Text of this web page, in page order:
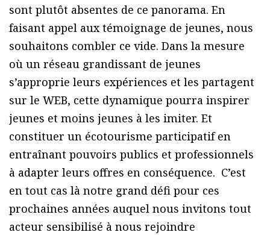
sont plutôt absentes de ce panorama. En
faisant appel aux témoignage de jeunes, nous
souhaitons combler ce vide. Dans la mesure
où un réseau grandissant de jeunes
s’approprie leurs expériences et les partagent
sur le WEB, cette dynamique pourra inspirer
jeunes et moins jeunes à les imiter. Et
constituer un écotourisme participatif en
entraînant pouvoirs publics et professionnels
à adapter leurs offres en conséquence. C’est
en tout cas là notre grand défi pour ces
prochaines années auquel nous invitons tout
acteur sensibilisé à nous rejoindre